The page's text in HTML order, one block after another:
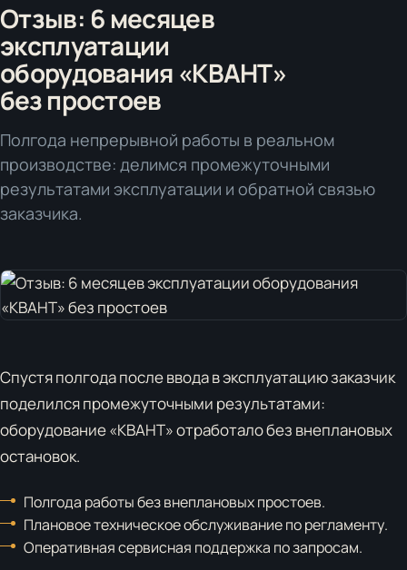
Отзыв: 6 месяцев
эксплуатации
оборудования «КВАНТ»
без простоев
Полгода непрерывной работы в реальном
производстве: делимся промежуточными
результатами эксплуатации и обратной связью
заказчика.
Спустя полгода после ввода в эксплуатацию заказчик
поделился промежуточными результатами:
оборудование «КВАНТ» отработало без внеплановых
остановок.
Полгода работы без внеплановых простоев.
Плановое техническое обслуживание по регламенту.
Оперативная сервисная поддержка по запросам.